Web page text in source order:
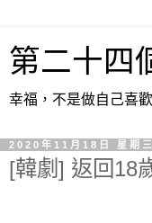
第二十四
幸福，不是做自己喜
2020年11月18日 星期三
[韓劇] 返回18